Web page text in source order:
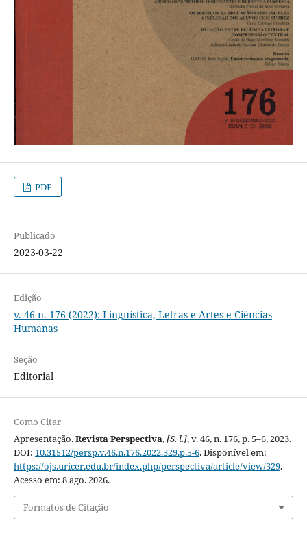
PDF
Publicado
2023-03-22
Edição
v. 46 n. 176 (2022): Linguística, Letras e Artes e Ciências
Humanas
Seção
Editorial
Como Citar
Apresentação.Revista Perspectiva,[S. l.], v. 46, n. 176, p. 5–6, 2023.
DOI: 10.31512/persp.v.46.n.176.2022.329.p.5-6. Disponível em:
https://ojs.uricer.edu.br/index.php/perspectiva/article/view/329.
Acesso em: 8 ago. 2026.
Formatos de Citação